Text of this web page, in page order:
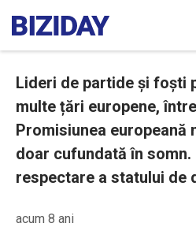
Lideri de partide și foști
multe țări europene,
Promisiunea europeană
doar cufundată în
respectare a statului de
acum 8 ani